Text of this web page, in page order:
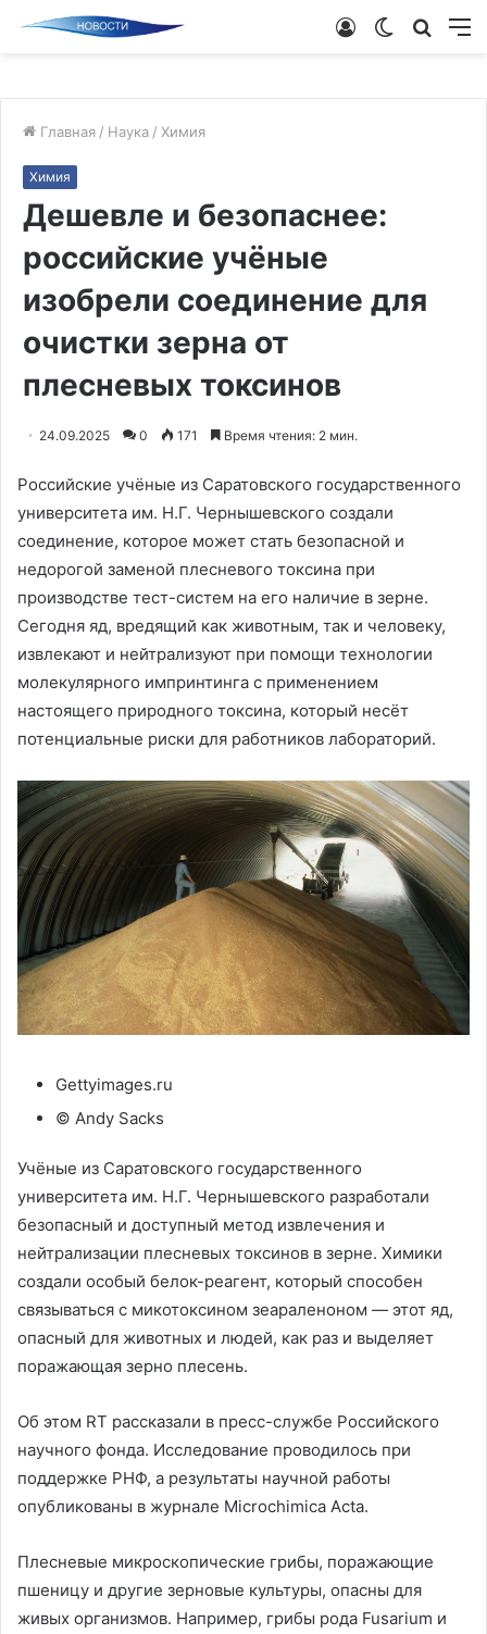
Поиск
Switch
Войти
Главная / Наука / Химия
Химия
Дешевле и безопаснее:
российские учёные
изобрели соединение для
очистки зерна от
плесневых токсинов
24.09.2025 0 171 Время чтения: 2 мин.
Российские учёные из Саратовского государственного
университета им. Н.Г. Чернышевского создали
соединение, которое может стать безопасной и
недорогой заменой плесневого токсина при
производстве тест-систем на его наличие в зерне.
Сегодня яд, вредящий как животным, так и человеку,
извлекают и нейтрализуют при помощи технологии
молекулярного импринтинга с применением
настоящего природного токсина, который несёт
потенциальные риски для работников лабораторий.
Gettyimages.ru
© Andy Sacks
Учёные из Саратовского государственного
университета им. Н.Г. Чернышевского разработали
безопасный и доступный метод извлечения и
нейтрализации плесневых токсинов в зерне. Химики
создали особый белок-реагент, который способен
связываться с микотоксином зеараленоном — этот яд,
опасный для животных и людей, как раз и выделяет
поражающая зерно плесень.
Об этом RT рассказали в пресс-службе Российского
научного фонда. Исследование проводилось при
поддержке РНФ, а результаты научной работы
опубликованы в журнале Microchimica Acta.
Плесневые микроскопические грибы, поражающие
пшеницу и другие зерновые культуры, опасны для
живых организмов. Например, грибы рода Fusarium и